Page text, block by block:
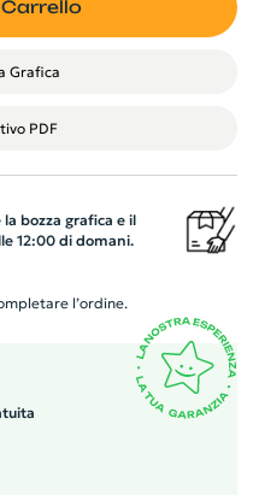
Grafica
PDF
la bozza grafica e il
12:00 di domani.
l’ordine.